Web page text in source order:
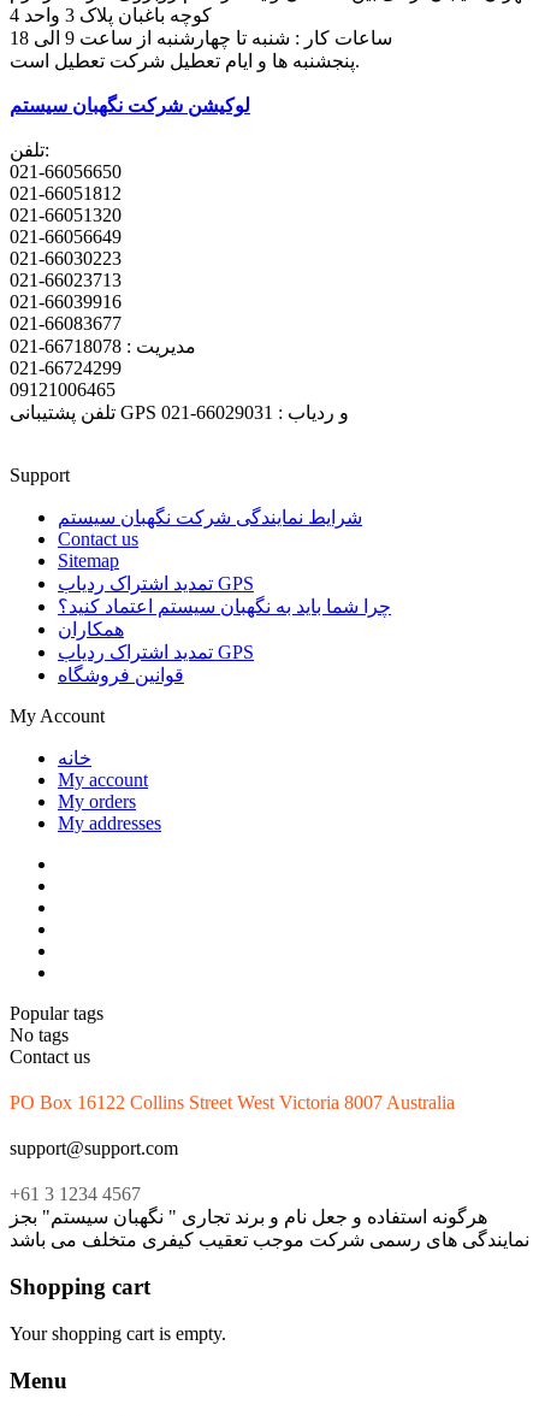
کوچه باغبان پلاک 3 واحد 4
پنجشنبه ها و ایام تعطیل شرکت تعطیل است.
لوکیشن شرکت نگهبان سیستم
تلفن:
021-66056650
021-66051812
021-66051320
021-66056649
021-66030223
021-66023713
021-66039916
021-66083677
مدیریت : 66718078-021
021-66724299
09121006465
تلفن پشتیبانی GPS و ردیاب : 66029031-021
Support
شرایط نمایندگی شرکت نگهبان سیستم
Contact us
Sitemap
تمدید اشتراک ردیاب GPS
چرا شما باید به نگهبان سیستم اعتماد کنید؟
همکاران
تمدید اشتراک ردیاب GPS
قوانین فروشگاه
My Account
خانه
My account
My orders
My addresses
Popular tags
No tags
Contact us
PO Box 16122 Collins Street West Victoria 8007 Australia
support@support.com
+61 3 1234 4567
هرگونه استفاده و جعل نام و برند تجاری " نگهبان سیستم" بجز
نمایندگی های رسمی شرکت موجب تعقیب کیفری متخلف می باشد
Shopping cart
Your shopping cart is empty.
Menu